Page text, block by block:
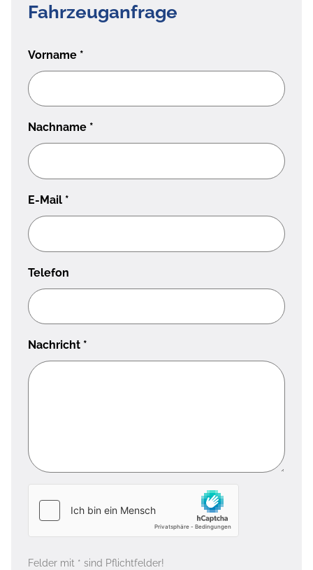
Fahrzeuganfrage
Vorname *
Nachname *
E-Mail *
Telefon
Nachricht *
Felder mit * sind Pflichtfelder!